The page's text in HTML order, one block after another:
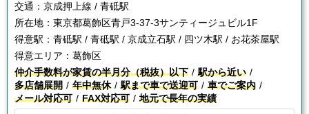
交通： 京成押上線 / 青砥駅
所在地： 東京都葛飾区青戸3-37-3サンティージュビル1F
得意駅： 青砥駅 / 青砥駅 / 京成立石駅 / 四ツ木駅 / お花茶屋駅
得意エリア： 葛飾区
仲介手数料が家賃の半月分（税抜）以下
駅から近い
多店舗展開
年中無休 駅まで車で送迎可
車でご案内
メール対応可
FAX対応可 地元で長年の実績